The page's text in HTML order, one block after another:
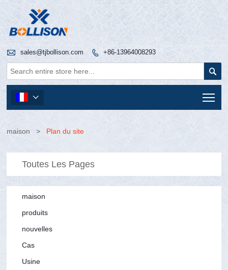
 sales@tjbollison.com  +86-13964008293


maison > Plan du site
Toutes Les Pages
maison
produits
nouvelles
Cas
Usine